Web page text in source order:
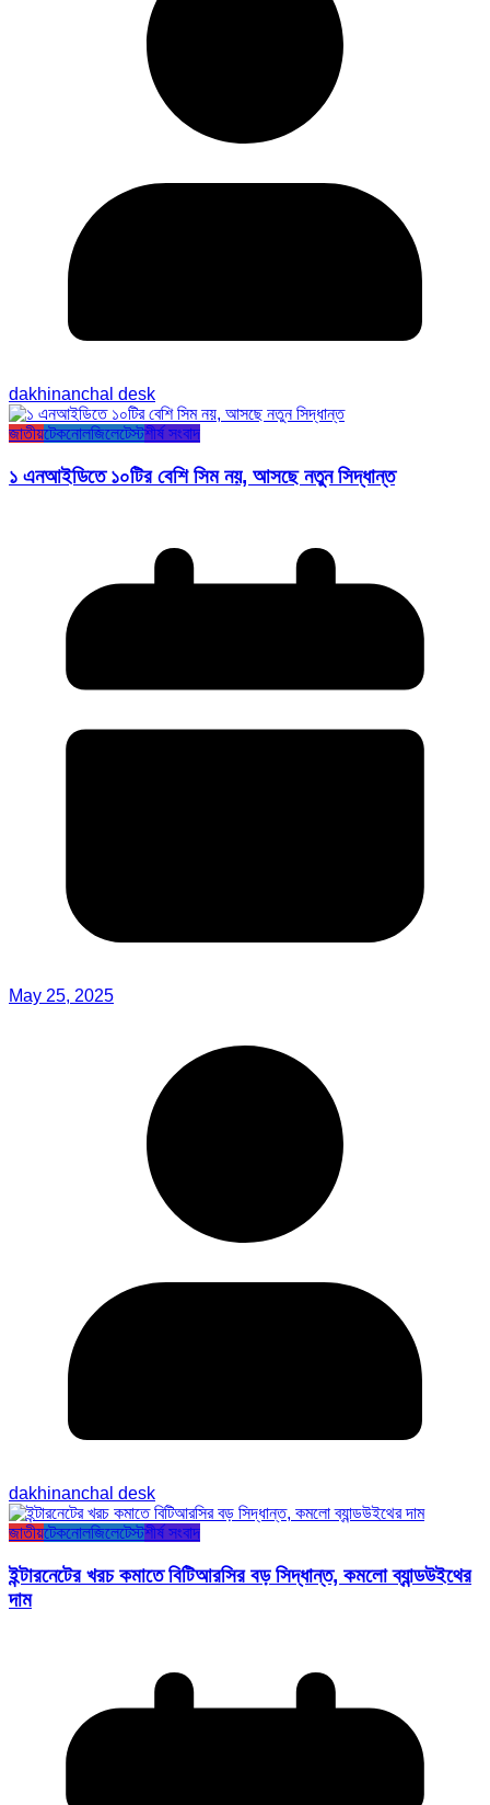
dakhinanchal desk
জাতীয়টেকনোলজিলেটেস্টশীর্ষ সংবাদ
১ এনআইডিতে ১০টির বেশি সিম নয়, আসছে নতুন সিদ্ধান্ত
May 25, 2025
dakhinanchal desk
জাতীয়টেকনোলজিলেটেস্টশীর্ষ সংবাদ
ইন্টারনেটের খরচ কমাতে বিটিআরসির বড় সিদ্ধান্ত, কমলো ব্যান্ডউইথের
দাম